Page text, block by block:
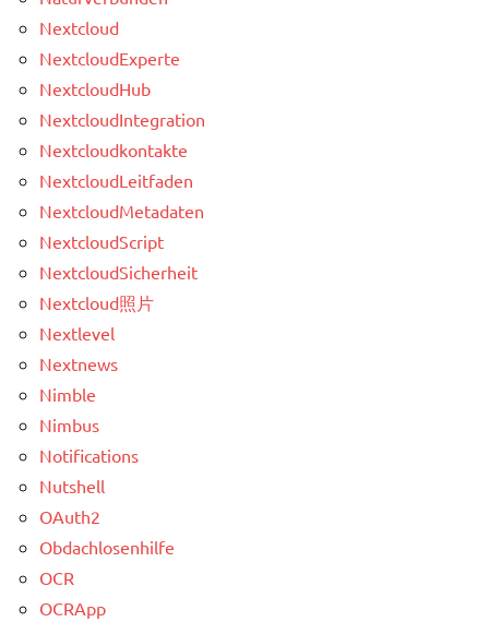
Nextcloud
NextcloudExperte
NextcloudHub
NextcloudIntegration
Nextcloudkontakte
NextcloudLeitfaden
NextcloudMetadaten
NextcloudScript
NextcloudSicherheit
Nextcloud照片
Nextlevel
Nextnews
Nimble
Nimbus
Notifications
Nutshell
OAuth2
Obdachlosenhilfe
OCR
OCRApp